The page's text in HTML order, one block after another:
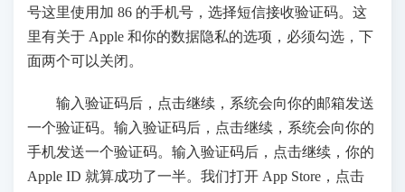
号这里使用加 86 的手机号，选择短信接收验证码。这
里有关于 Apple 和你的数据隐私的选项，必须勾选，下
面两个可以关闭。
输入验证码后，点击继续，系统会向你的邮箱发送
一个验证码。输入验证码后，点击继续，系统会向你的
手机发送一个验证码。输入验证码后，点击继续，你的
Apple ID 就算成功了一半。我们打开 App Store，点击